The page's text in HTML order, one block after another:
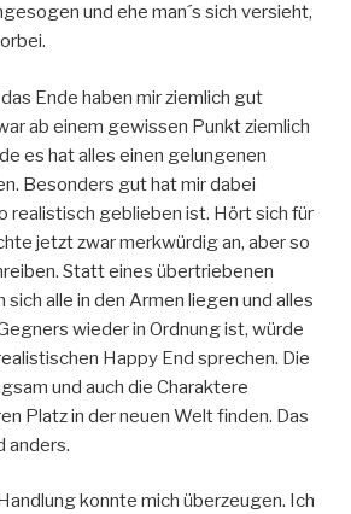
und ehe man´s sich versieht,
Ende haben mir ziemlich gut
ab einem gewissen Punkt ziemlich
es hat alles einen gelungenen
Besonders gut hat mir dabei
realistisch geblieben ist. Hört sich für
jetzt zwar merkwürdig an, aber so
Statt eines übertriebenen
sich alle in den Armen liegen und alles
wieder in Ordnung ist, würde
Happy End sprechen. Die
und auch die Charaktere
Platz in der neuen Welt finden. Das
anders.
konnte mich überzeugen. Ich